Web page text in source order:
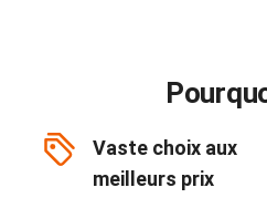
Vaste choix aux
meilleurs prix